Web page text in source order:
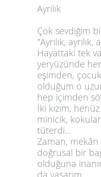
Ayrılık
Çok sevdiğim
''Ayrılık,
Hayattaki tek
yeryüzünde
eşimden,
olduğum o
hep içimden
İki kızım,
minicik,
tüterdi...
Zaman, mekân
doğrusal bir
olduğuna
da yaşarım...